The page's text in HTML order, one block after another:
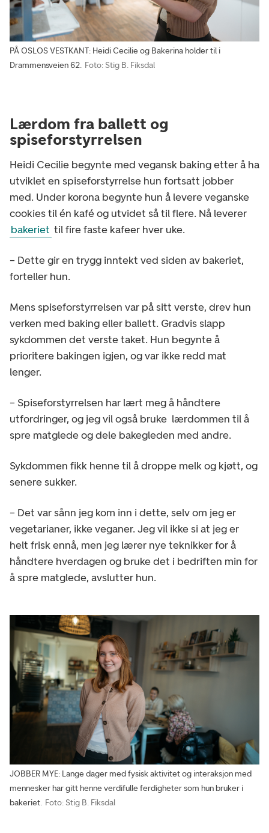
PÅ OSLOS VESTKANT: Heidi Cecilie og Bakerina holder til i
Drammensveien 62. Foto: Stig B. Fiksdal
Lærdom fra ballett og
spiseforstyrrelsen
Heidi Cecilie begynte med vegansk baking etter å ha
utviklet en spiseforstyrrelse hun fortsatt jobber
med. Under korona begynte hun å levere veganske
cookies til én kafé og utvidet så til flere. Nå leverer
bakeriet til fire faste kafeer hver uke.
– Dette gir en trygg inntekt ved siden av bakeriet,
forteller hun.
Mens spiseforstyrrelsen var på sitt verste, drev hun
verken med baking eller ballett. Gradvis slapp
sykdommen det verste taket. Hun begynte å
prioritere bakingen igjen, og var ikke redd mat
lenger.
– Spiseforstyrrelsen har lært meg å håndtere
utfordringer, og jeg vil også bruke lærdommen til å
spre matglede og dele bakegleden med andre.
Sykdommen fikk henne til å droppe melk og kjøtt, og
senere sukker.
– Det var sånn jeg kom inn i dette, selv om jeg er
vegetarianer, ikke veganer. Jeg vil ikke si at jeg er
helt frisk ennå, men jeg lærer nye teknikker for å
håndtere hverdagen og bruke det i bedriften min for
å spre matglede, avslutter hun.
JOBBER MYE: Lange dager med fysisk aktivitet og interaksjon med
mennesker har gitt henne verdifulle ferdigheter som hun bruker i
bakeriet. Foto: Stig B. Fiksdal